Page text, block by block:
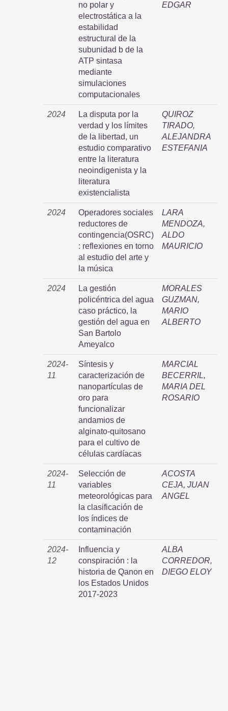
no polar y
electrostática a la
estabilidad
estructural de la
subunidad b de la
ATP sintasa
mediante
simulaciones
computacionales
EDGAR
2024
La disputa por la
verdad y los límites
de la libertad, un
estudio comparativo
entre la literatura
neoindigenista y la
literatura
existencialista
QUIROZ
TIRADO,
ALEJANDRA
ESTEFANIA
2024
Operadores sociales
reductores de
contingencia(OSRC)
: reflexiones en torno
al estudio del arte y
la música
LARA
MENDOZA,
ALDO
MAURICIO
2024
La gestión
policéntrica del agua
caso práctico, la
gestión del agua en
San Bartolo
Ameyalco
MORALES
GUZMAN,
MARIO
ALBERTO
2024-
11
Síntesis y
caracterización de
nanopartículas de
oro para
funcionalizar
andamios de
alginato-quitosano
para el cultivo de
células cardíacas
MARCIAL
BECERRIL,
MARIA DEL
ROSARIO
2024-
11
Selección de
variables
meteorológicas para
la clasificación de
los índices de
contaminación
ACOSTA
CEJA, JUAN
ANGEL
2024-
12
Influencia y
conspiración : la
historia de Qanon en
los Estados Unidos
2017-2023
ALBA
CORREDOR,
DIEGO ELOY